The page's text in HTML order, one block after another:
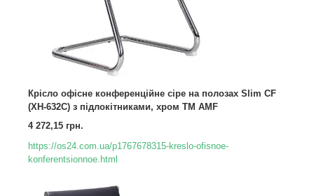
Крісло офісне конференційне сіре на полозах Slim CF
(XH-632C) з підлокітниками, хром TM AMF
4 272,15 грн.
https://os24.com.ua/p1767678315-kreslo-ofisnoe-
konferentsionnoe.html